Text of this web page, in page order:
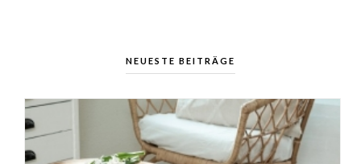
NEUESTE BEITRÄGE